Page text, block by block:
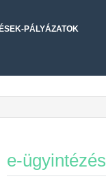
PÁLYÁZATOK
e-ügyintézés